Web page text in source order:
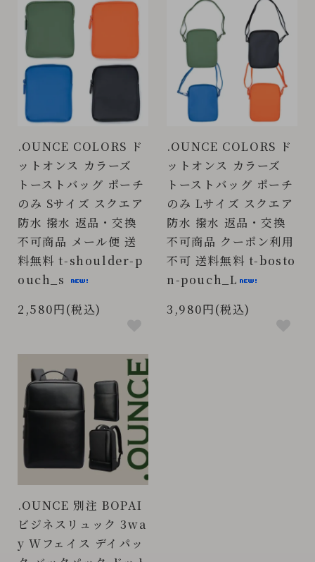
.OUNCE COLORS ド
ットオンス カラーズ
トーストバッグ ポーチ
のみ Sサイズ スクエア
防水 撥水 返品・交換
不可商品 メール便 送
料無料 t-shoulder-p
ouch_s
2,580円(税込)
.OUNCE COLORS ド
ットオンス カラーズ
トーストバッグ ポーチ
のみ Lサイズ スクエア
防水 撥水 返品・交換
不可商品 クーポン利用
不可 送料無料 t-bosto
n-pouch_L
3,980円(税込)
.OUNCE 別注 BOPAI
ビジネスリュック 3wa
y Wフェイス デイパッ